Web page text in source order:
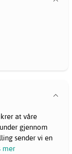
at våre
gjennom
sender vi en
mer